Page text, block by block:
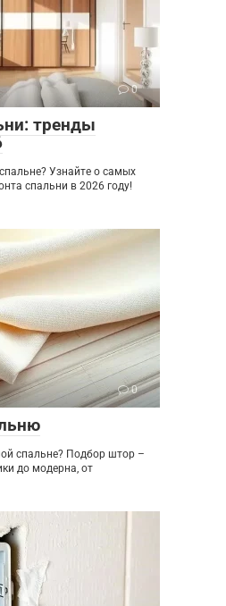
0
тренды
Узнайте о самых
спальни в 2026 году!
0
спальне? Подбор штор –
до модерна, от